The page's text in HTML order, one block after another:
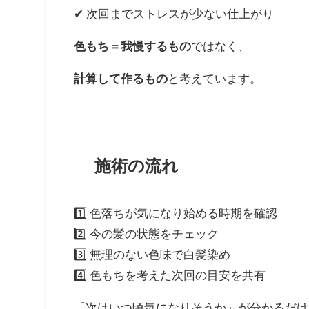
✔ 次回までストレスが少ない仕上がり
色もち＝我慢するものではなく、
計算して作るものと考えています。
施術の流れ
1️⃣ 色落ちが気になり始める時期を確認
2️⃣ 今の髪の状態をチェック
3️⃣ 無理のない色味で白髪染め
4️⃣ 色もちを考えた次回の目安を共有